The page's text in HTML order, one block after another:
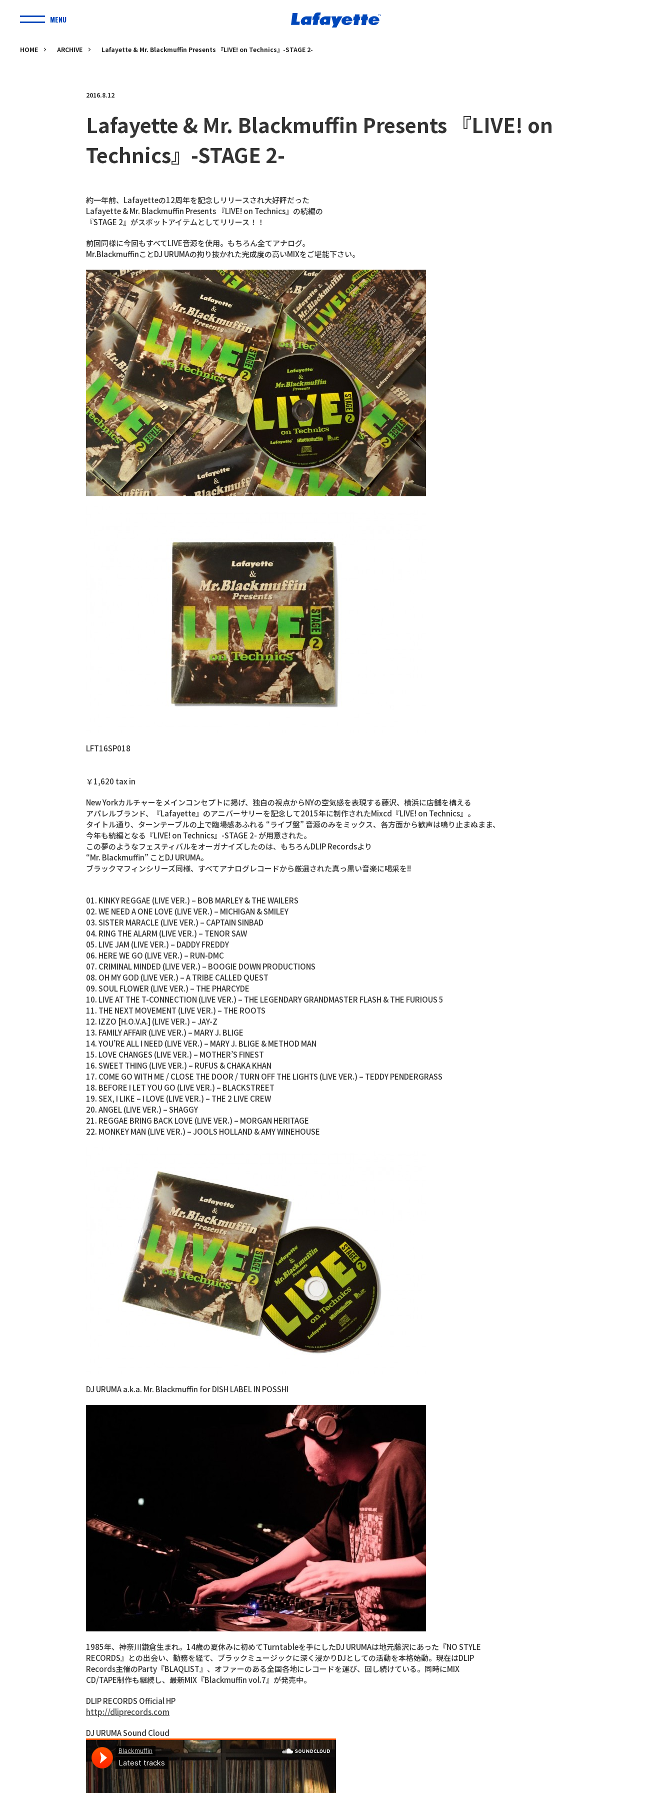
MENU
HOME ARCHIVE Lafayette & Mr. Blackmuffin Presents 『LIVE! on Technics』-STAGE 2-
2016.8.12
Lafayette & Mr. Blackmuffin Presents 『LIVE! on
Technics』-STAGE 2-
約一年前、Lafayetteの12周年を記念しリリースされ大好評だった
Lafayette & Mr. Blackmuffin Presents 『LIVE! on Technics』の続編の
『STAGE 2』がスポットアイテムとしてリリース！！
前回同様に今回もすべてLIVE音源を使用。もちろん全てアナログ。
Mr.BlackmuffinことDJ URUMAの拘り抜かれた完成度の高いMIXをご堪能下さい。
LFT16SP018
￥1,620 tax in
New Yorkカルチャーをメインコンセプトに掲げ、独自の視点からNYの空気感を表現する藤沢、横浜に店舗を構える
アパレルブランド、『Lafayette』のアニバーサリーを記念して2015年に制作されたMixcd『LIVE! on Technics』。
タイトル通り、ターンテーブルの上で臨場感あふれる “ライブ盤” 音源のみをミックス、各方面から歓声は鳴り止まぬまま、
今年も続編となる『LIVE! on Technics』-STAGE 2- が用意された。
この夢のようなフェスティバルをオーガナイズしたのは、もちろんDLIP Recordsより
“Mr. Blackmuffin” ことDJ URUMA。
ブラックマフィンシリーズ同様、すべてアナログレコードから厳選された真っ黒い音楽に喝采を!!
01. KINKY REGGAE (LIVE VER.) – BOB MARLEY & THE WAILERS
02. WE NEED A ONE LOVE (LIVE VER.) – MICHIGAN & SMILEY
03. SISTER MARACLE (LIVE VER.) – CAPTAIN SINBAD
04. RING THE ALARM (LIVE VER.) – TENOR SAW
05. LIVE JAM (LIVE VER.) – DADDY FREDDY
06. HERE WE GO (LIVE VER.) – RUN-DMC
07. CRIMINAL MINDED (LIVE VER.) – BOOGIE DOWN PRODUCTIONS
08. OH MY GOD (LIVE VER.) – A TRIBE CALLED QUEST
09. SOUL FLOWER (LIVE VER.) – THE PHARCYDE
10. LIVE AT THE T-CONNECTION (LIVE VER.) – THE LEGENDARY GRANDMASTER FLASH & THE FURIOUS 5
11. THE NEXT MOVEMENT (LIVE VER.) – THE ROOTS
12. IZZO [H.O.V.A.] (LIVE VER.) – JAY-Z
13. FAMILY AFFAIR (LIVE VER.) – MARY J. BLIGE
14. YOU’RE ALL I NEED (LIVE VER.) – MARY J. BLIGE & METHOD MAN
15. LOVE CHANGES (LIVE VER.) – MOTHER’S FINEST
16. SWEET THING (LIVE VER.) – RUFUS & CHAKA KHAN
17. COME GO WITH ME / CLOSE THE DOOR / TURN OFF THE LIGHTS (LIVE VER.) – TEDDY PENDERGRASS
18. BEFORE I LET YOU GO (LIVE VER.) – BLACKSTREET
19. SEX, I LIKE – I LOVE (LIVE VER.) – THE 2 LIVE CREW
20. ANGEL (LIVE VER.) – SHAGGY
21. REGGAE BRING BACK LOVE (LIVE VER.) – MORGAN HERITAGE
22. MONKEY MAN (LIVE VER.) – JOOLS HOLLAND & AMY WINEHOUSE
DJ URUMA a.k.a. Mr. Blackmuffin for DISH LABEL IN POSSHI
1985年、神奈川鎌倉生まれ。14歳の夏休みに初めてTurntableを手にしたDJ URUMAは地元藤沢にあった『NO STYLE
RECORDS』との出会い、勤務を経て、ブラックミュージックに深く浸かりDJとしての活動を本格始動。現在はDLIP
Records主催のParty『BLAQLIST』、オファーのある全国各地にレコードを運び、回し続けている。同時にMIX
CD/TAPE制作も継続し、最新MIX『Blackmuffin vol.7』が発売中。
DLIP RECORDS Official HP
http://dliprecords.com
DJ URUMA Sound Cloud